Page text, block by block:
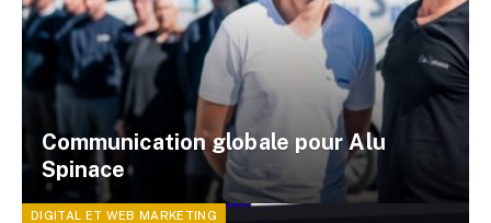
Communication globale pour Alu
Spinace
DIGITAL ET WEB MARKETING